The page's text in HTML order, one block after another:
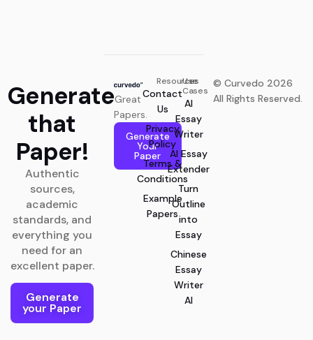
Generate
that
Paper!
Authentic
sources,
academic
standards, and
everything you
need for an
excellent paper.
Generate
your Paper
Great
Papers.
Generate
Your
Paper
Resources
Contact
Us
Privacy
Policy
Terms &
Conditions
Example
Papers
Use
Cases
AI
Essay
Writer
AI Essay
Extender
Turn
Outline
into
Essay
Chinese
Essay
Writer
AI
© Curvedo 2026
All Rights Reserved.
Generate Now